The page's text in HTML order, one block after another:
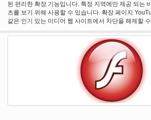
을 사용 하 여 원격 데스크톱 공유에 대 한 Ammyy 관리
원격 데스크톱을 포함 한 모든 통신 디스플레이 이미지,
컴퓨터와 원격 컴퓨터 간에 전송 되는 높은 표준 보안
된 편리한 확장 기능입니다. 특정 지역에만 제공 되는
츠를 보기 위해 사용할 수 있습니다. 확장 페이지
같은 인기 있는 미디어 웹 사이트에서 차단을 해제할